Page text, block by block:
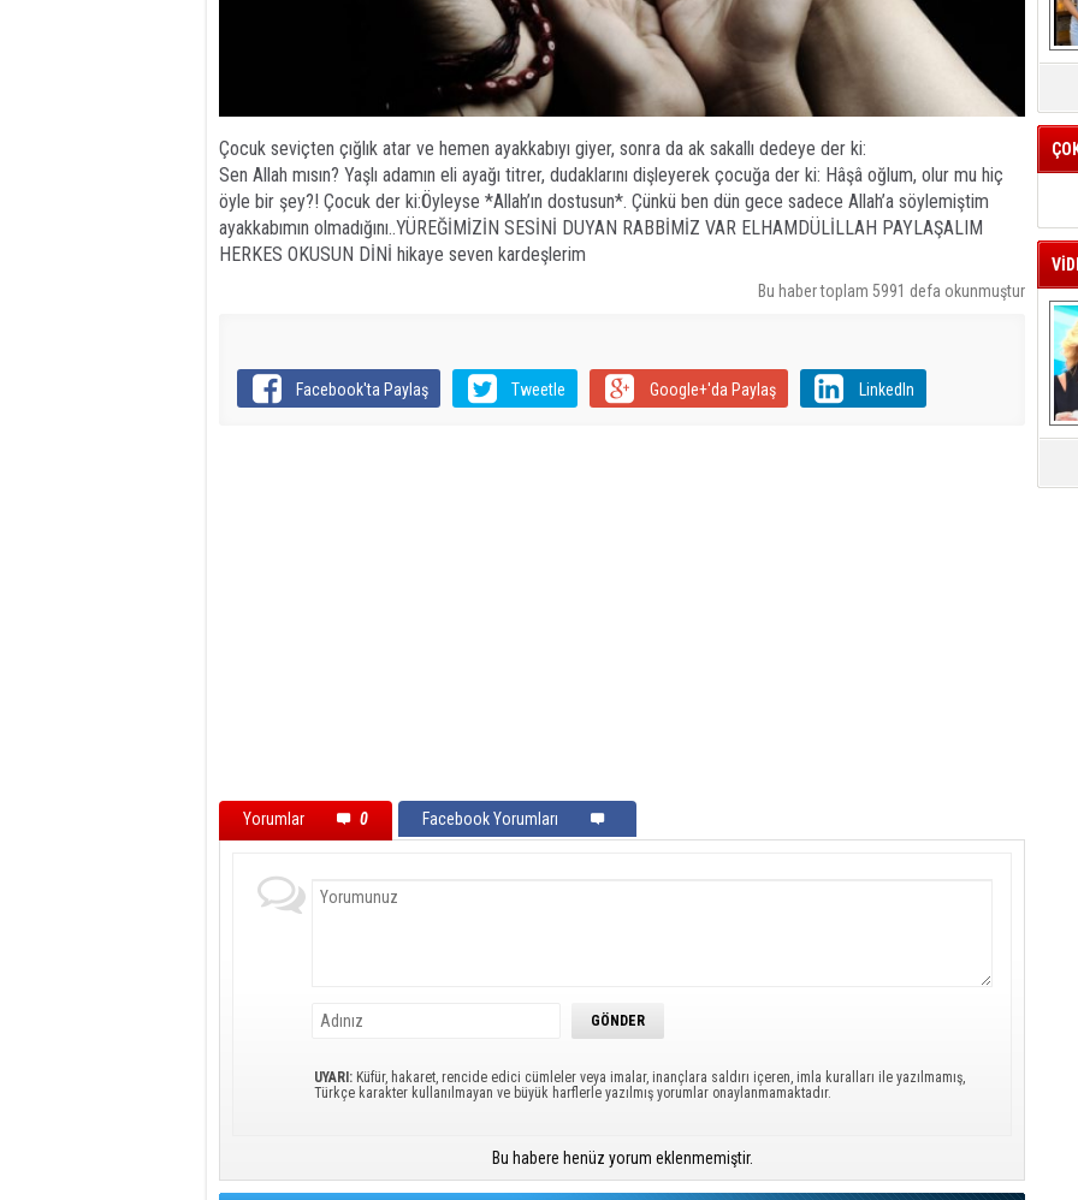
Çocuk seviçten çığlık atar ve hemen ayakkabıyı giyer, sonra da ak sakallı dedeye der ki:
Sen Allah mısın? Yaşlı adamın eli ayağı titrer, dudaklarını dişleyerek çocuğa der ki: Hâşâ oğlum, olur mu hiç
öyle bir şey?! Çocuk der ki:Öyleyse *Allah’ın dostusun*. Çünkü ben dün gece sadece Allah’a söylemiştim
ayakkabımın olmadığını..YÜREĞİMİZİN SESİNİ DUYAN RABBİMİZ VAR ELHAMDÜLİLLAH PAYLAŞALIM
HERKES OKUSUN DİNİ hikaye seven kardeşlerim
Bu haber toplam 5991 defa okunmuştur
Facebook'ta Paylaş Tweetle Google+'da Paylaş LinkedIn
Yorumlar 0 Facebook Yorumları
UYARI: Küfür, hakaret, rencide edici cümleler veya imalar, inançlara saldırı içeren, imla kuralları ile yazılmamış,
Türkçe karakter kullanılmayan ve büyük harflerle yazılmış yorumlar onaylanmamaktadır.
Bu habere henüz yorum eklenmemiştir.